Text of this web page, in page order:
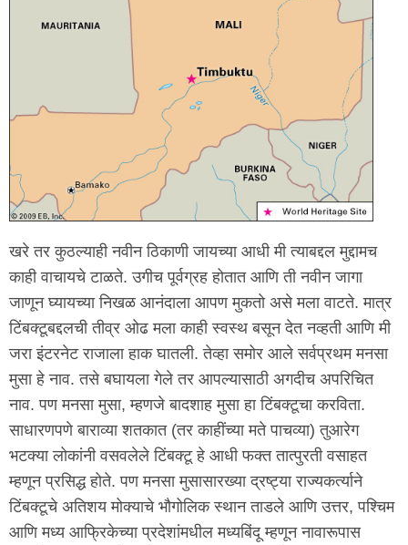
खरे तर कुठल्याही नवीन ठिकाणी जायच्या आधी मी त्याबद्दल मुद्दामच
काही वाचायचे टाळते. उगीच पूर्वग्रह होतात आणि ती नवीन जागा
जाणून घ्यायच्या निखळ आनंदाला आपण मुकतो असे मला वाटते. मात्र
टिंबक्टूबद्दलची तीव्र ओढ मला काही स्वस्थ बसून देत नव्हती आणि मी
जरा इंटरनेट राजाला हाक घातली. तेव्हा समोर आले सर्वप्रथम मनसा
मुसा हे नाव. तसे बघायला गेले तर आपल्यासाठी अगदीच अपरिचित
नाव. पण मनसा मुसा, म्हणजे बादशाह मुसा हा टिंबक्टूचा करविता.
साधारणपणे बाराव्या शतकात (तर काहींच्या मते पाचव्या) तुआरेग
भटक्या लोकांनी वसवलेले टिंबक्टू हे आधी फक्त तात्पुरती वसाहत
म्हणून प्रसिद्ध होते. पण मनसा मुसासारख्या द्रष्ट्या राज्यकर्त्याने
टिंबक्टूचे अतिशय मोक्याचे भौगोलिक स्थान ताडले आणि उत्तर, पश्चिम
आणि मध्य आफ्रिकेच्या प्रदेशांमधील मध्यबिंदू म्हणून नावारूपास